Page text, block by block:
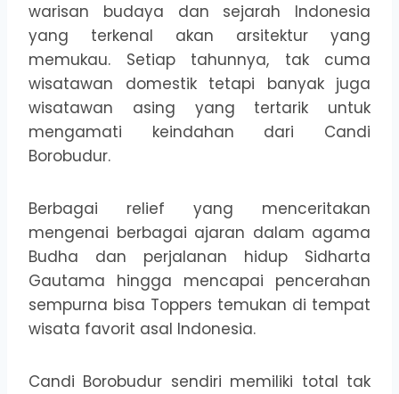
warisan budaya dan sejarah Indonesia
yang terkenal akan arsitektur yang
memukau. Setiap tahunnya, tak cuma
wisatawan domestik tetapi banyak juga
wisatawan asing yang tertarik untuk
mengamati keindahan dari Candi
Borobudur.
Berbagai relief yang menceritakan
mengenai berbagai ajaran dalam agama
Budha dan perjalanan hidup Sidharta
Gautama hingga mencapai pencerahan
sempurna bisa Toppers temukan di tempat
wisata favorit asal Indonesia.
Candi Borobudur sendiri memiliki total tak